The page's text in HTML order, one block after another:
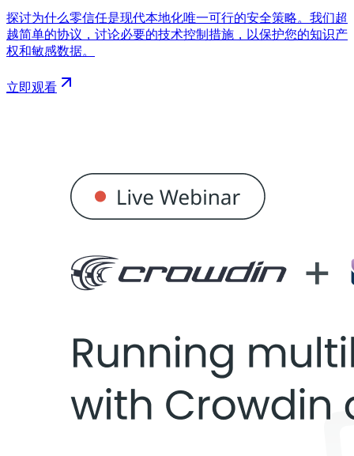
探讨为什么零信任是现代本地化唯一可行的安全策略。我们超
越简单的协议，讨论必要的技术控制措施，以保护您的知识产
权和敏感数据。
立即观看